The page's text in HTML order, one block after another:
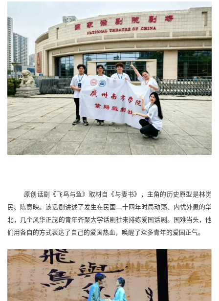
原创话剧《飞鸟与鱼》取材自《与妻书》，主角的历史原型是林觉
民、陈意映。该话剧讲述了发生在民国二十四年时局动荡、内忧外患的华
北，几个风华正茂的青年齐聚大学话剧社来排练爱国话剧。国难当头，他
们用各自的方式表达了自己的爱国热血，唤醒了众多青年的爱国正气。